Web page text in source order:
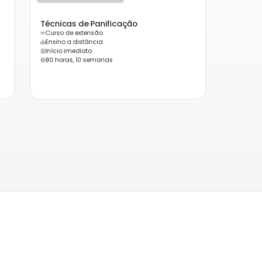
Técnicas de Panificação
Curso de extensão
Ensino a distância
Início imediato
80 horas, 10 semanas